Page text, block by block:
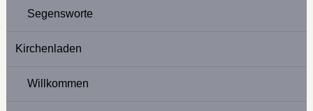
Segensworte
Kirchenladen
Willkommen